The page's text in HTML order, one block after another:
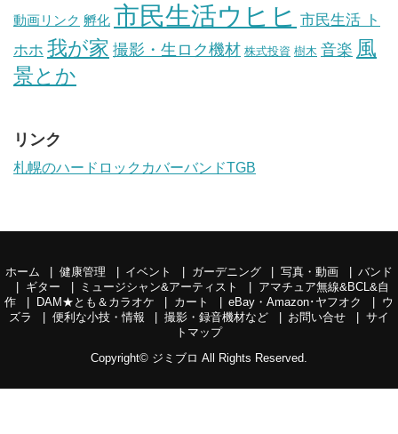
動画リンク 孵化 市民生活ウヒヒ 市民生活 ト
ホホ 我が家 撮影・生ロク機材 株式投資 樹木 音楽 風
景とか
リンク
札幌のハードロックカバーバンドTGB
ホーム 健康管理 イベント ガーデニング 写真・動画
バンド
ギター
ミュージシャン&アーティスト
アマチュア無線&BCL&自
作
DAM★とも＆カラオケ カート eBay・Amazon･ヤフオク
ウ
ズラ
便利な小技・情報 撮影・録音機材など お問い合せ
サイ
トマップ
Copyright© ジミブロ All Rights Reserved.